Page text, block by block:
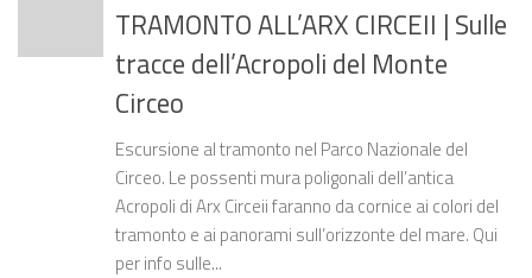
TRAMONTO ALL’ARX CIRCEII | Sulle
tracce dell’Acropoli del Monte
Circeo
Escursione al tramonto nel Parco Nazionale del
Circeo. Le possenti mura poligonali dell’antica
Acropoli di Arx Circeii faranno da cornice ai colori del
tramonto e ai panorami sull’orizzonte del mare. Qui
per info sulle...